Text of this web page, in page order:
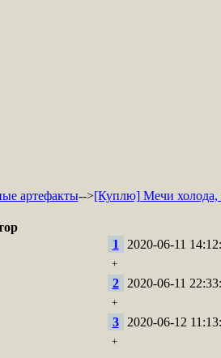
артефакты-->[Куплю] Мечи холода,
1 2020-06-11
+
2 2020-06-11
+
3 2020-06-12
+